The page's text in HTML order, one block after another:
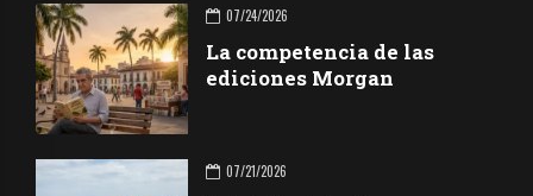
07/24/2026
La competencia de las
ediciones Morgan
07/21/2026